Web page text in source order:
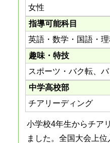
女性
指導可能科目
英語・数学・国語・
趣味・特技
スポーツ・バク転、
中学高校部
チアリーディング
小学校4年生からチア
ました。全国大会上